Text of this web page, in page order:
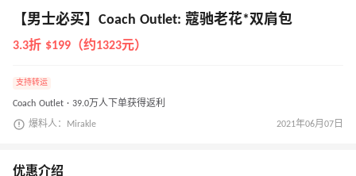
【男士必买】Coach Outlet: 蔻驰老花*双肩包
3.3折 $199（约1323元）
支持转运
Coach Outlet · 39.0万人下单获得返利
爆料人：Mirakle 2021年06月07日
优惠介绍